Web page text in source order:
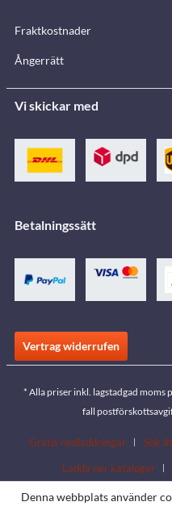
Fraktkostnader
Ångerrätt
Vi skickar med
Betalningssätt
Vertrag widerrufen
* Alla priser inkl. lagstadgad moms
fall
Gratis nedladdningar Sök
Ladda ner kataloger
Denna webbplats använder